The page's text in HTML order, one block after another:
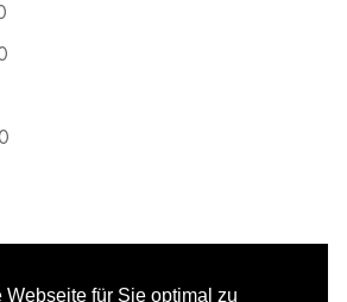
Webseite für Sie optimal zu